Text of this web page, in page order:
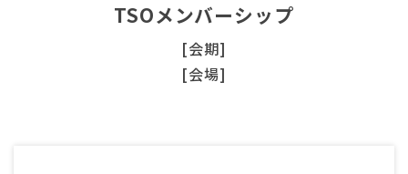
TSOメンバーシップ
[会期]
[会場]